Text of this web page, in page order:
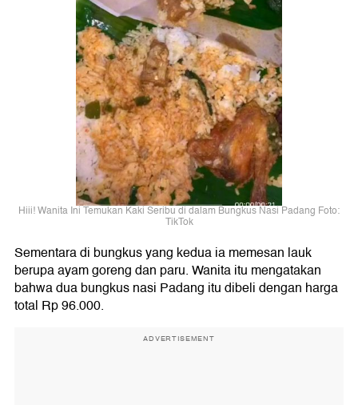
Hiii! Wanita Ini Temukan Kaki Seribu di dalam Bungkus Nasi Padang Foto:
TikTok
Sementara di bungkus yang kedua ia memesan lauk
berupa ayam goreng dan paru. Wanita itu mengatakan
bahwa dua bungkus nasi Padang itu dibeli dengan harga
total Rp 96.000.
ADVERTISEMENT